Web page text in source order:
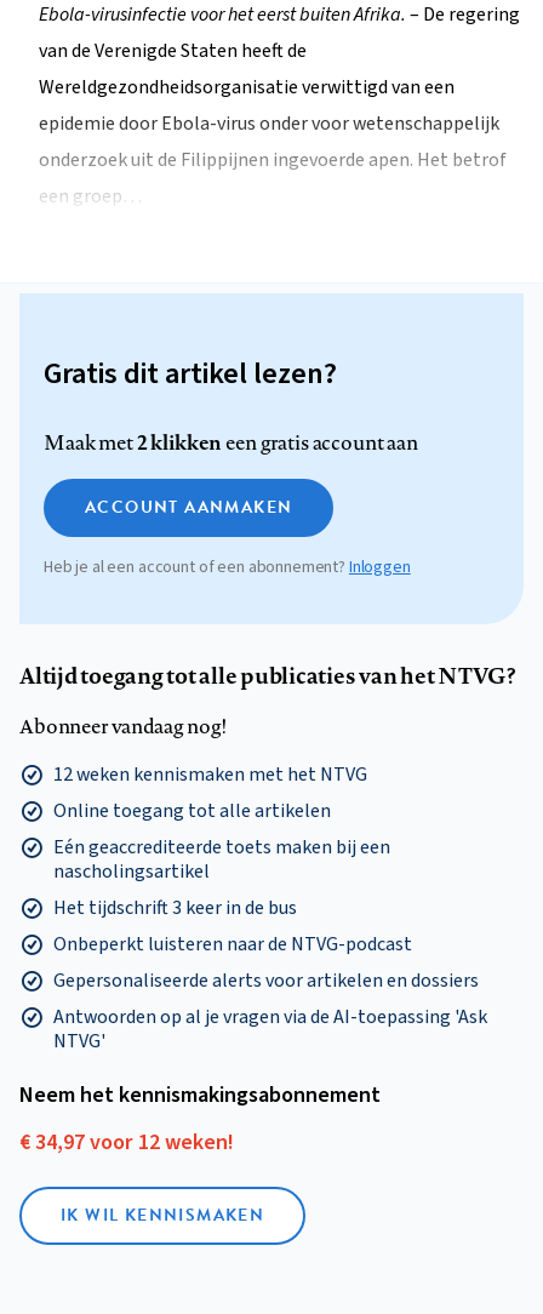
Ebola-virusinfectie voor het eerst buiten Afrika. – De regering
van de Verenigde Staten heeft de
Wereldgezondheidsorganisatie verwittigd van een
epidemie door Ebola-virus onder voor wetenschappelijk
onderzoek uit de Filippijnen ingevoerde apen. Het betrof
een groep…
Gratis dit artikel lezen?
Maak met2 klikkeneen gratis account aan
ACCOUNT AANMAKEN
Heb je al een account of een abonnement? Inloggen
Altijd toegang tot alle publicaties van het NTVG?
Abonneer vandaag nog!
12 weken kennismaken met het NTVG
Online toegang tot alle artikelen
Eén geaccrediteerde toets maken bij een
nascholingsartikel
Het tijdschrift 3 keer in de bus
Onbeperkt luisteren naar de NTVG-podcast
Gepersonaliseerde alerts voor artikelen en dossiers
Antwoorden op al je vragen via de AI-toepassing 'Ask
NTVG'
Neem het kennismakings­abonnement
€ 34,97 voor 12 weken!
IK WIL KENNISMAKEN